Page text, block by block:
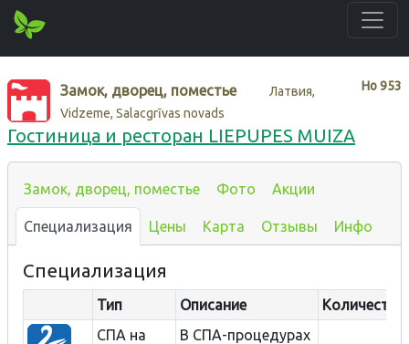
Нo953
Замок, дворец, поместье
Латвия,
Vidzeme, Salacgrīvas novads
Гостиница и ресторан LIEPUPES MUIZA
Замок, дворец, поместье Фото Акции
Специализация Цены Карта Отзывы Инфо
Специализация
Тип Описание
Количество
СПА на
В СПА-процедурах